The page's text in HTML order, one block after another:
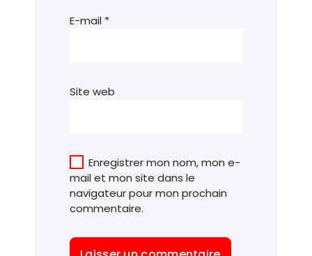
E-mail *
Site web
Enregistrer mon nom, mon e-
mail et mon site dans le
navigateur pour mon prochain
commentaire.